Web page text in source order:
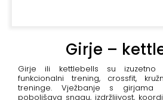
za
vježbanje
Girje –
Girje ili kettlebells su izuzetno
funkcionalni trening, crossfit,
treninge. Vježbanje s girjama
poboljšava snagu, izdržljivost,